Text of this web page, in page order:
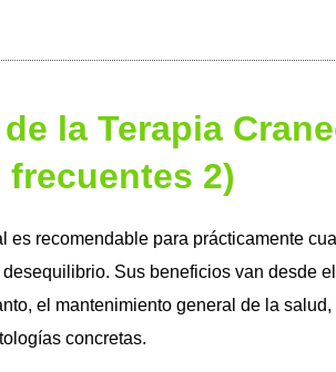
la Terapia
2)
es recomendable para prácticamente
Sus beneficios van desde
el mantenimiento general de la
concretas.